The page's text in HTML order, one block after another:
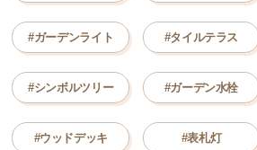
#ガーデンライト #タイルテラス
#シンボルツリー #ガーデン水栓
#ウッドデッキ #表札灯